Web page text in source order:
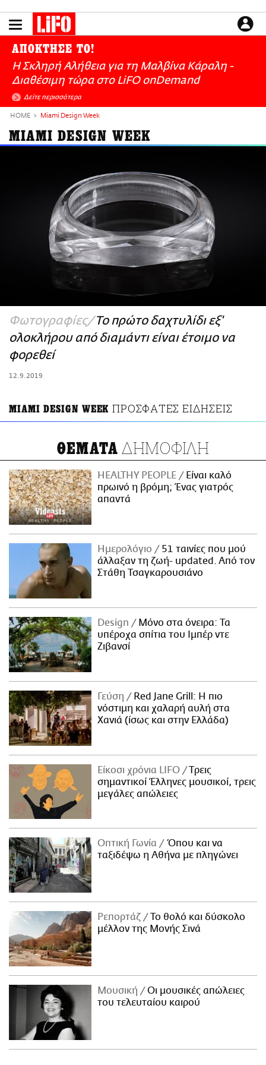
το
NEWSLETTER
ΜΙΚΡΟΠΡΑΓΜΑΤΑ
THE GOOD LIFO
LIFOLAND
CITY GUIDE
ΕΙΔΗΣΕΙΣ
CULTURE
ΑΠΟΨΕΙΣ
ΤΡΟΠΟΣ ΖΩΗΣ
PODCASTS
Plus
ΑΠΟΚΤΗΣΕ ΤΟ!
Η Σκληρή Αλήθεια για τη Μαλβίνα Κάραλη -
Διαθέσιμη τώρα στo LiFO onDemand
Δείτε περισσότερα
HOME Miami Design Week
MIAMI DESIGN WEEK
Φωτογραφίες Το πρώτο δαχτυλίδι εξ'
ολοκλήρου από διαμάντι είναι έτοιμο να
φορεθεί
12.9.2019
MIAMI DESIGN WEEK ΠΡΟΣΦΑΤΕΣ ΕΙΔΗΣΕΙΣ
ΘΕΜΑΤΑ ΔΗΜΟΦΙΛΗ
HEALTHY PEOPLE
Είναι καλό
πρωινό η βρόμη; Ένας γιατρός
απαντά
Ημερολόγιο
51 ταινίες που μού
άλλαξαν τη ζωή- updated. Aπό τον
Στάθη Τσαγκαρουσιάνο
Design
Μόνο στα όνειρα: Τα
υπέροχα σπίτια του Ιμπέρ ντε
Ζιβανσί
Γεύση
Red Jane Grill: Η πιο
νόστιμη και χαλαρή αυλή στα
Χανιά (ίσως και στην Ελλάδα)
Είκοσι χρόνια LIFO
Tρεις
σημαντικοί Έλληνες μουσικοί, τρεις
μεγάλες απώλειες
Οπτική Γωνία
Όπου και να
ταξιδέψω η Αθήνα με πληγώνει
Ρεπορτάζ
Το θολό και δύσκολο
μέλλον της Μονής Σινά
Μουσική
Οι μουσικές απώλειες
του τελευταίου καιρού